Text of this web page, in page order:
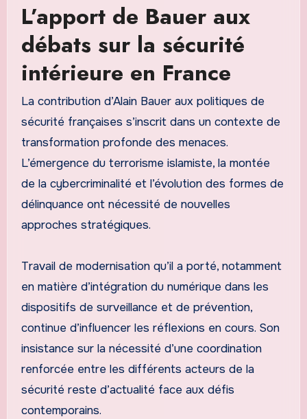
L’apport de Bauer aux
débats sur la sécurité
intérieure en France
La contribution d’Alain Bauer aux politiques de
sécurité françaises s’inscrit dans un contexte de
transformation profonde des menaces.
L’émergence du terrorisme islamiste, la montée
de la cybercriminalité et l’évolution des formes de
délinquance ont nécessité de nouvelles
approches stratégiques.
Travail de modernisation qu’il a porté, notamment
en matière d’intégration du numérique dans les
dispositifs de surveillance et de prévention,
continue d’influencer les réflexions en cours. Son
insistance sur la nécessité d’une coordination
renforcée entre les différents acteurs de la
sécurité reste d’actualité face aux défis
contemporains.